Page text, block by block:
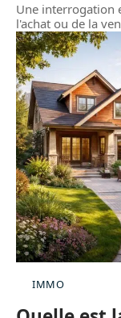
Une interrogation
l'achat ou de la
IMMO